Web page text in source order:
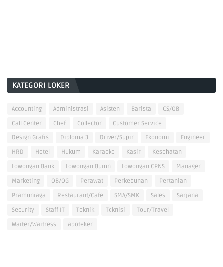
KATEGORI LOKER
Accounting Administrasi Asisten Barista
CS/OB
Call Center
Chef Collector
Customer Service
Design Grafis
Diploma 3 Driver/Supir Ekonomi
Engineer
HRD
Hotel Hukum Karaoke Kasir
Kesehatan
Lowongan Bank
Lowongan Bumn Lowongan CPNS
Manager
Marketing
OB/OG Perawat Perkebunan
Pertanian
Pramuniaga
Restaurant/Cafe SMA/SMK Sales
Sarjana
Security
Staff IT Teknik Teknisi
Tour/Travel
Waiter/Waitress
apoteker